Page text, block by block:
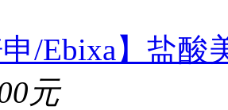
申/Ebixa】盐酸
元